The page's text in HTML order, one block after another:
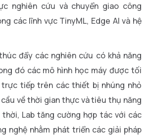
nghiên cứu và chuyển giao công
các lĩnh vực TinyML, Edge AI và hệ
đẩy các nghiên cứu có khả năng
đó các mô hình học máy được tối
tiếp trên các thiết bị nhúng nhỏ
về thời gian thực và tiêu thụ năng
Lab tăng cường hợp tác với các
nghệ nhằm phát triển các giải pháp